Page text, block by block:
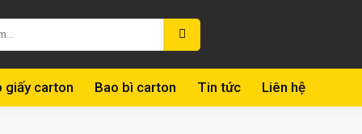
giấy carton Bao bì carton Tin tức Liên hệ